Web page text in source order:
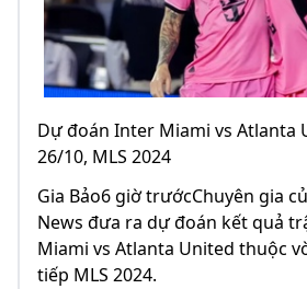
Dự đoán Inter Miami vs Atlanta
26/10, MLS 2024
Gia Bảo6 giờ trướcChuyên gia
News đưa ra dự đoán kết quả
Miami vs Atlanta United thuộc
tiếp MLS 2024.